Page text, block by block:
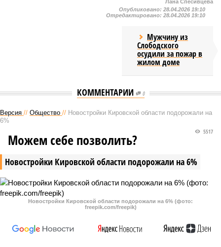
Лана Спесивцева
Опубликовано: 28.04.2026 19:10
Отредактировано: 28.04.2026 19:10
Мужчину из
Слободского
осудили за пожар в
жилом доме
КОММЕНТАРИИ 0
Версия // Общество // Новостройки Кировской области подорожали на
6%
Новостройки Кировской области подорожали на 6%
5517
Можем себе позволить?
Новостройки Кировской области подорожали на 6% (фото:
freepik.com/freepik)